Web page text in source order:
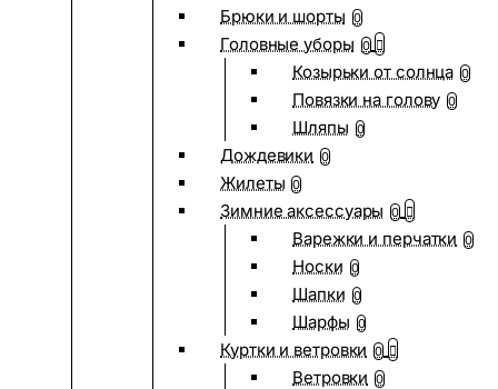
Брюки и шорты 0
Головные уборы 0
Козырьки от солнца 0
Повязки на голову 0
Шляпы 0
Дождевики 0
Жилеты 0
Зимние аксессуары 0
Варежки и перчатки 0
Носки 0
Шапки 0
Шарфы 0
Куртки и ветровки 0
Ветровки 0